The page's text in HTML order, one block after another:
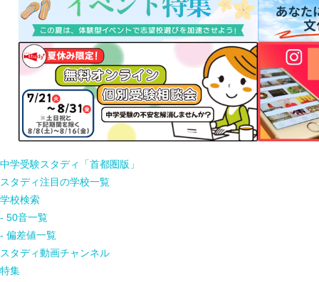
中学受験スタディ「首都圏版」
スタディ注目の学校一覧
学校検索
- 50音一覧
- 偏差値一覧
スタディ動画チャンネル
特集